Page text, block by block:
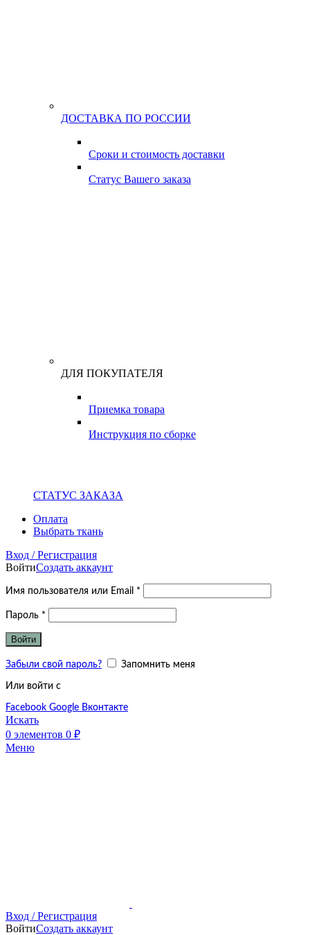
ДОСТАВКА ПО РОССИИ
Сроки и стоимость доставки
Статус Вашего заказа
ДЛЯ ПОКУПАТЕЛЯ
Приемка товара
Инструкция по сборке
СТАТУС ЗАКАЗА
Оплата
Выбрать ткань
Вход / Регистрация
ВойтиСоздать аккаунт
Имя пользователя или Email *
Пароль *
Войти
Забыли свой пароль? Запомнить меня
Или войти с
Facebook Google Вконтакте
Искать
0 элементов 0 ₽
Меню
Вход / Регистрация
ВойтиСоздать аккаунт